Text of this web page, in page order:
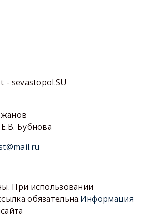
- sevastopol.SU
Бубнова
При использовании
обязательна.Информация
сайта